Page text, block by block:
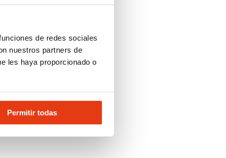
de redes sociales
nuestros partners de
les haya proporcionado o
Permitir todas